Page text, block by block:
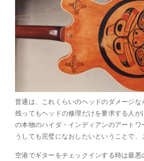
普通は、これくらいのヘッドのダメージ
残ってもヘッドの修理だけを要求する人が
の本物のハイダ・インディアンのアート
うしても完璧になおしたいということで、
空港でギターをチェックインする時は最